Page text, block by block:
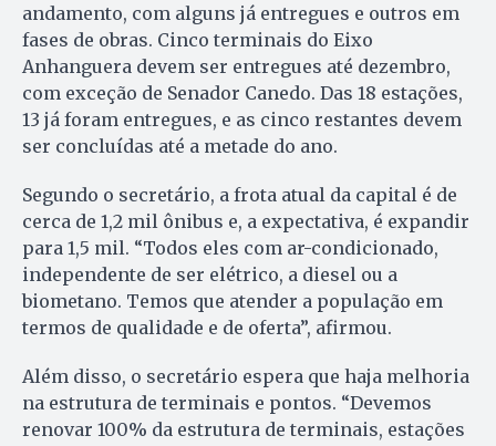
andamento, com alguns já entregues e outros em
fases de obras. Cinco terminais do Eixo
Anhanguera devem ser entregues até dezembro,
com exceção de Senador Canedo. Das 18 estações,
13 já foram entregues, e as cinco restantes devem
ser concluídas até a metade do ano.
Segundo o secretário, a frota atual da capital é de
cerca de 1,2 mil ônibus e, a expectativa, é expandir
para 1,5 mil. “Todos eles com ar-condicionado,
independente de ser elétrico, a diesel ou a
biometano. Temos que atender a população em
termos de qualidade e de oferta”, afirmou.
Além disso, o secretário espera que haja melhoria
na estrutura de terminais e pontos. “Devemos
renovar 100% da estrutura de terminais, estações